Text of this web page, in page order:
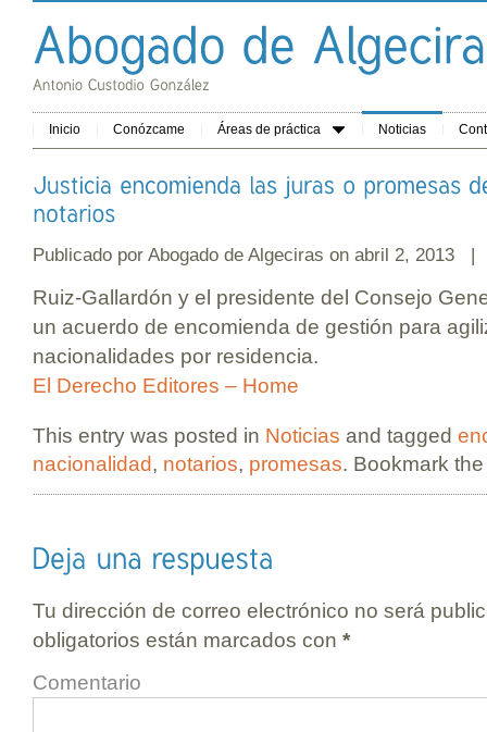
Inicio Conózcame Áreas de práctica Noticias
Publicado por Abogado de Algeciras on abril 2, 2013 |
Ruiz-Gallardón y el presidente del Consejo
un acuerdo de encomienda de gestión para
nacionalidades por residencia.
El Derecho Editores – Home
This entry was posted in Noticias and tagged
nacionalidad, notarios, promesas. Bookmark
Tu dirección de correo electrónico no será
obligatorios están marcados con *
Comentario